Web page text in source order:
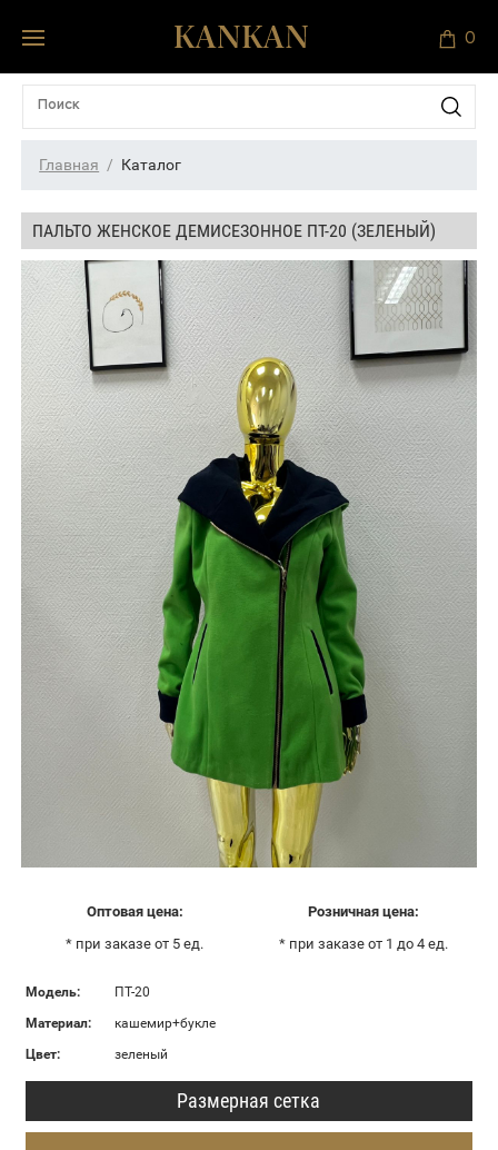
0
Главная Каталог
ПАЛЬТО ЖЕНСКОЕ ДЕМИСЕЗОННОЕ ПТ-20 (ЗЕЛЕНЫЙ)
Оптовая цена:
* при заказе от 5 ед.
Розничная цена:
* при заказе от 1 до 4 ед.
Модель:
ПТ-20
Материал:
кашемир+букле
Цвет:
зеленый
Размерная сетка